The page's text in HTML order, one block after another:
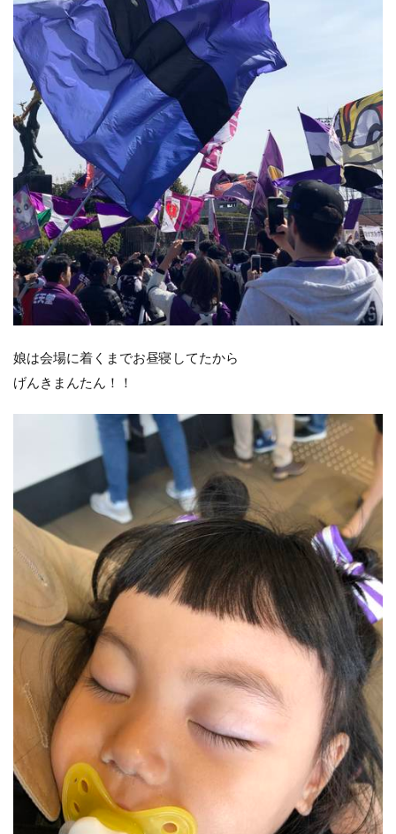
娘は会場に着くまでお昼寝してたから
げんきまんたん！！